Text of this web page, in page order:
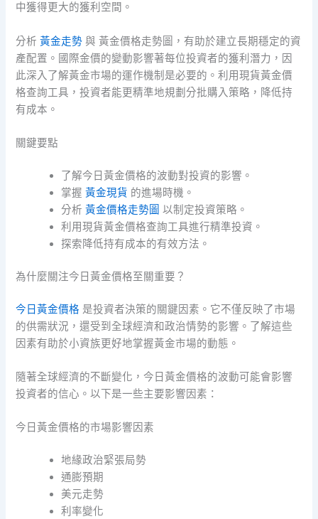
中獲得更大的獲利空間。
分析黃金走勢 與 黃金價格走勢圖，有助於建立長期穩定的資
產配置。國際金價的變動影響著每位投資者的獲利潛力，因
此深入了解黃金市場的運作機制是必要的。利用現貨黃金價
格查詢工具，投資者能更精準地規劃分批購入策略，降低持
有成本。
關鍵要點
了解今日黃金價格的波動對投資的影響。
掌握黃金現貨 的進場時機。
分析黃金價格走勢圖 以制定投資策略。
利用現貨黃金價格查詢工具進行精準投資。
探索降低持有成本的有效方法。
為什麼關注今日黃金價格至關重要？
今日黃金價格 是投資者決策的關鍵因素。它不僅反映了市場
的供需狀況，還受到全球經濟和政治情勢的影響。了解這些
因素有助於小資族更好地掌握黃金市場的動態。
隨著全球經濟的不斷變化，今日黃金價格的波動可能會影響
投資者的信心。以下是一些主要影響因素：
今日黃金價格的市場影響因素
地緣政治緊張局勢
通膨預期
美元走勢
利率變化